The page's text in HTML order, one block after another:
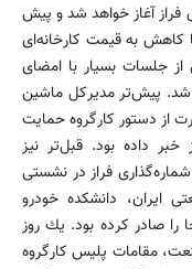
فراز آغاز خواهد شد و پیش
كاهش به قیمت كارخانه‌ای
جلسات بسیار با امضای
شد. پیش‌تر مدیركل ماشین
از دستور كارگروه حمایت
500 دستگاه فراز خبر داده بود. قبل‌تر نیز
فراز در نشستی
ایران، دانشكده خودرو
را ‌صادر كرده بود. یك روز
مقامات پلیس كارگروه